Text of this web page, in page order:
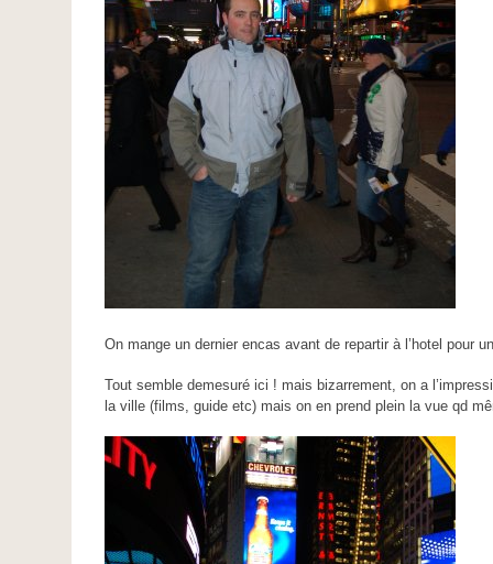
On mange un dernier encas avant de repartir à l’hotel pour
Tout semble demesuré ici ! mais bizarrement, on a
la ville (films, guide etc) mais on en prend plein la vue qd